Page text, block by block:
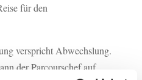
für den
verspricht Abwechslung.
der Parcourschef auf